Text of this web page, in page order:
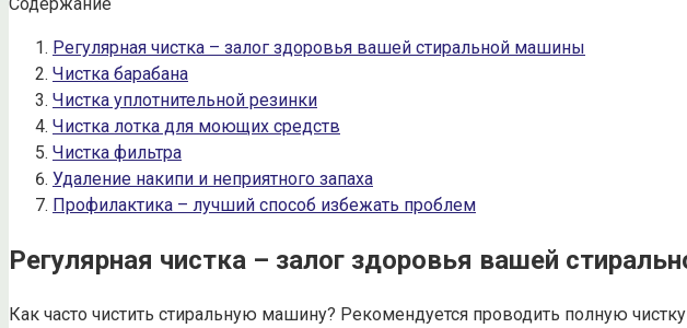
Регулярная чистка – залог здоровья вашей стиральной машины
Чистка барабана
Чистка уплотнительной резинки
Чистка лотка для моющих средств
Чистка фильтра
Удаление накипи и неприятного запаха
Профилактика – лучший способ избежать проблем
Регулярная чистка – залог здоровья вашей
Как часто чистить стиральную машину? Рекомендуется проводить полную